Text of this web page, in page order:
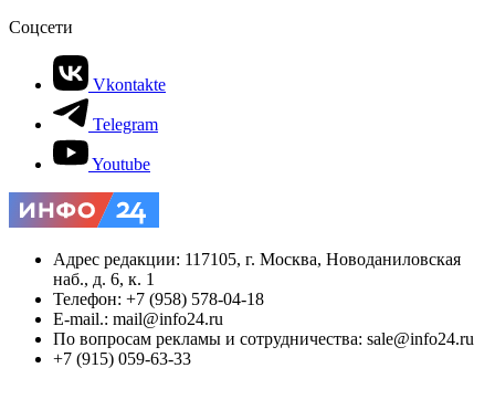
Соцсети
Vkontakte
Telegram
Youtube
Адрес редакции: 117105, г. Москва, Новоданиловская
наб., д. 6, к. 1
Телефон: +7 (958) 578-04-18
E-mail.: mail@info24.ru
По вопросам рекламы и сотрудничества: sale@info24.ru
+7 (915) 059-63-33